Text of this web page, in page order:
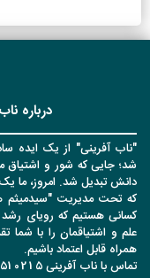
درباره
"ناب آفرینی" از یک ایده
شد؛ جایی که شور و اشتیاق
دانش تبدیل شد. امروز، ما
که تحت مدیریت "سیدمیثم
کسانی هستیم که رویای رشد
علم و اشتیاقمان را با شما
همراه قابل اعتماد باشیم.
تماس با ناب آفرینی 09128510215